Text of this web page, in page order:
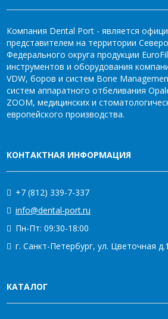
Компания Dental Port - является
представителем на территории
Федерального округа продукции
инструментов и оборудования
VDW, боров и систем Bone
систем аппаратного отбеливания
ZOOM, медицинских и
европейского производства.
КОНТАКТНАЯ ИНФОРМАЦИЯ
+7 (812) 339-7-337
info@dental-port.ru
Пн-Пт: 09:30-18:00
г. Санкт-Петербург, ул. Цветочная
КАТАЛОГ